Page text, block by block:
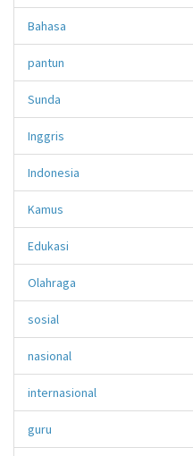
Bahasa
pantun
Sunda
Inggris
Indonesia
Kamus
Edukasi
Olahraga
sosial
nasional
internasional
guru